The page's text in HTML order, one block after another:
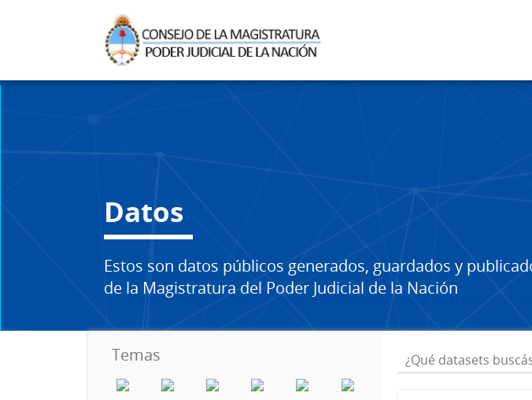
Datos
Estos son datos públicos generados, guardados y
de la Magistratura del Poder Judicial de la Nación
Temas